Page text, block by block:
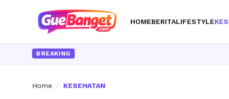
HOMEBERITALIFESTYLE
BREAKING
Home / KESEHATAN